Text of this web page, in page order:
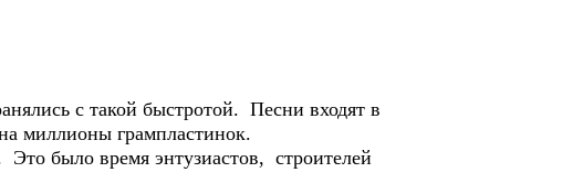
с такой быстротой. Песни входят в
миллионы грампластинок.
было время энтузиастов, строителей